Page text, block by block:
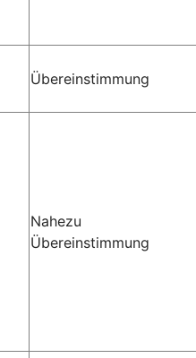
Übereinstimmung
Nahezu
Übereinstimmung